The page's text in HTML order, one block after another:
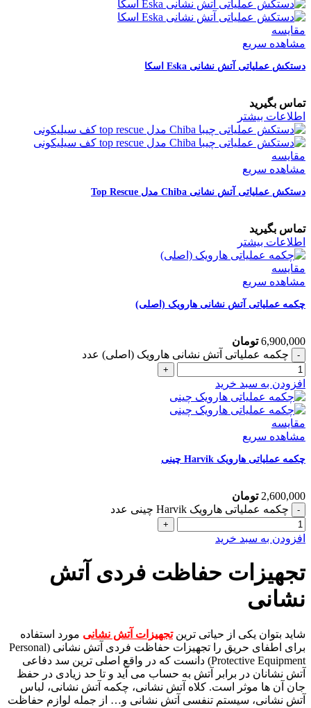
مقایسه
مشاهده سریع
دستکش عملیاتی آتش نشانی Eska اسکا
تماس بگیرید
اطلاعات بیشتر
مقایسه
مشاهده سریع
دستکش عملیاتی آتش نشانی Chiba مدل Top Rescue
تماس بگیرید
اطلاعات بیشتر
مقایسه
مشاهده سریع
چکمه عملیاتی آتش نشانی هارویک (اصلی)
6,900,000 تومان
چکمه عملیاتی آتش نشانی هارویک (اصلی) عدد
افزودن به سبد خرید
مقایسه
مشاهده سریع
چکمه عملیاتی هارویک Harvik چینی
2,600,000 تومان
چکمه عملیاتی هارویک Harvik چینی عدد
افزودن به سبد خرید
تجهیزات حفاظت فردی آتش
نشانی
شاید بتوان یکی از حیاتی ترینتجهیزات آتش نشانی مورد استفاده
برای اطفای حریق را تجهیزات حفاظت فردی آتش نشانی (Personal
Protective Equipment) دانست که در واقع اصلی ترین سد دفاعی
آتش نشانان در برابر آتش به حساب می آید و تا حد زیادی در حفظ
جان آن ها موثر است. کلاه آتش نشانی، چکمه آتش نشانی، لباس
آتش نشانی، سیستم تنفسی آتش نشانی و… از جمله لوازم حفاظت